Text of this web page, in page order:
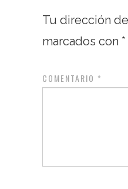
Tu dirección
marcados con *
COMENTARIO *